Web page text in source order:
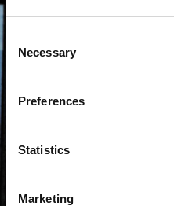
Selection
Necessary
Preferences
Statistics
Marketing